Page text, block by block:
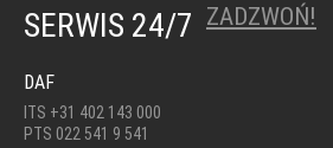
SERWIS 24/7 ZADZWOŃ!
DAF
ITS +31 402 143 000
PTS 022 541 9 541